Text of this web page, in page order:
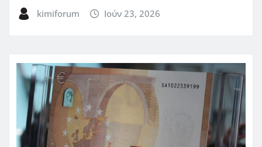
kimiforum Ιούν 23, 2026